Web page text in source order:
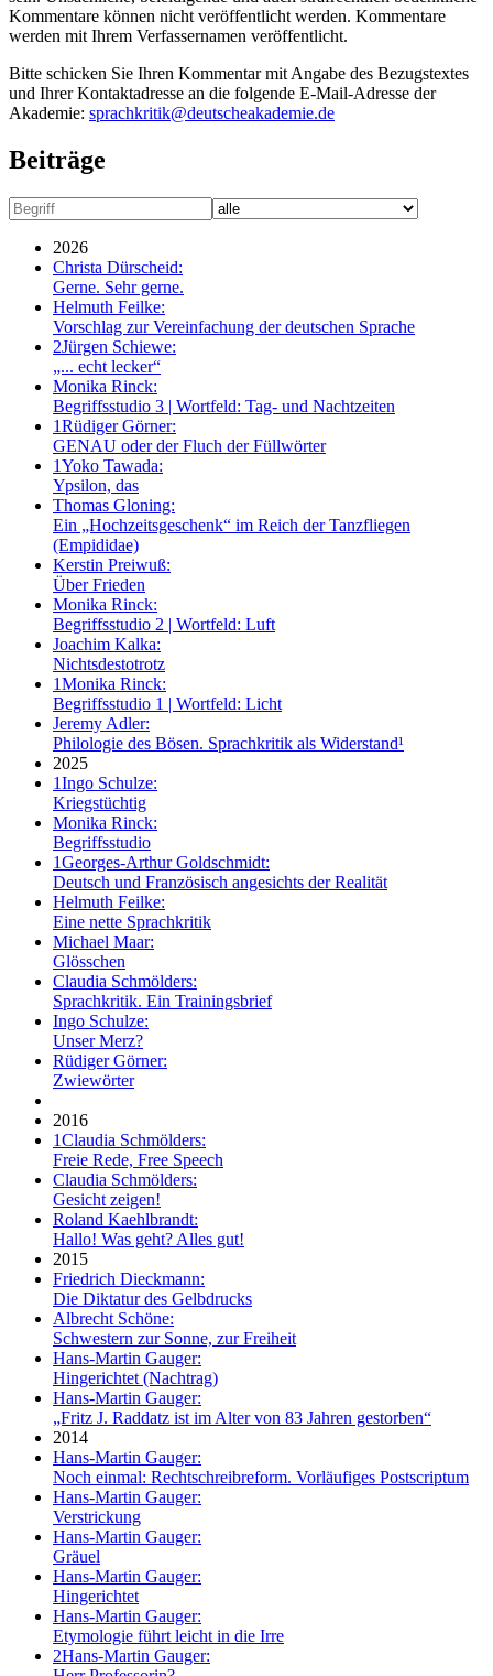
Kommentare können nicht veröffentlicht werden. Kommentare
werden mit Ihrem Verfassernamen veröffentlicht.
Bitte schicken Sie Ihren Kommentar mit Angabe des Bezugstextes
und Ihrer Kontaktadresse an die folgende E-Mail-Adresse der
Akademie: sprachkritik@deutscheakademie.de
Beiträge
2026
Christa Dürscheid:
Gerne. Sehr gerne.
Helmuth Feilke:
Vorschlag zur Vereinfachung der deutschen Sprache
2Jürgen Schiewe:
„... echt lecker“
Monika Rinck:
Begriffsstudio 3 | Wortfeld: Tag- und Nachtzeiten
1Rüdiger Görner:
GENAU oder der Fluch der Füllwörter
1Yoko Tawada:
Ypsilon, das
Thomas Gloning:
Ein „Hochzeitsgeschenk“ im Reich der Tanzfliegen
(Empididae)
Kerstin Preiwuß:
Über Frieden
Monika Rinck:
Begriffsstudio 2 | Wortfeld: Luft
Joachim Kalka:
Nichtsdestotrotz
1Monika Rinck:
Begriffsstudio 1 | Wortfeld: Licht
Jeremy Adler:
Philologie des Bösen. Sprachkritik als Widerstand¹
2025
1Ingo Schulze:
Kriegstüchtig
Monika Rinck:
Begriffsstudio
1Georges-Arthur Goldschmidt:
Deutsch und Französisch angesichts der Realität
Helmuth Feilke:
Eine nette Sprachkritik
Michael Maar:
Glösschen
Claudia Schmölders:
Sprachkritik. Ein Trainingsbrief
Ingo Schulze:
Unser Merz?
Rüdiger Görner:
Zwiewörter
2016
1Claudia Schmölders:
Freie Rede, Free Speech
Claudia Schmölders:
Gesicht zeigen!
Roland Kaehlbrandt:
Hallo! Was geht? Alles gut!
2015
Friedrich Dieckmann:
Die Diktatur des Gelbdrucks
Albrecht Schöne:
Schwestern zur Sonne, zur Freiheit
Hans-Martin Gauger:
Hingerichtet (Nachtrag)
Hans-Martin Gauger:
„Fritz J. Raddatz ist im Alter von 83 Jahren gestorben“
2014
Hans-Martin Gauger:
Noch einmal: Rechtschreibreform. Vorläufiges Postscriptum
Hans-Martin Gauger:
Verstrickung
Hans-Martin Gauger:
Gräuel
Hans-Martin Gauger:
Hingerichtet
Hans-Martin Gauger:
Etymologie führt leicht in die Irre
2Hans-Martin Gauger: